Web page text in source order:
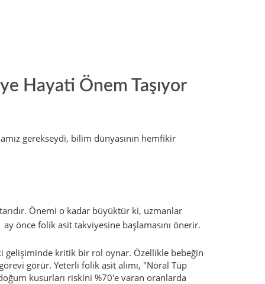
Hayati Önem Taşıyor
gerekseydi, bilim dünyasının hemfikir
Önemi o kadar büyüktür ki, uzmanlar
önce folik asit takviyesine başlamasını önerir.
gelişiminde kritik bir rol oynar. Özellikle bebeğin
görür. Yeterli folik asit alımı, "Nöral Tüp
kusurları riskini %70'e varan oranlarda